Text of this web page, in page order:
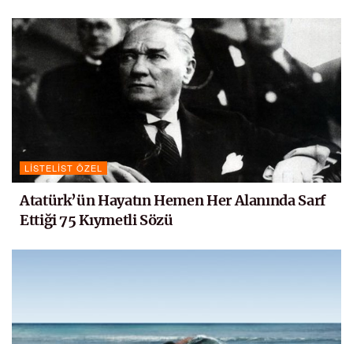
LISTELIST ÖZEL
Atatürk’ün Hayatın Hemen Her Alanında Sarf
Ettiği 75 Kıymetli Sözü